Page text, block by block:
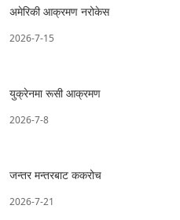
अमेरिकी आक्रमण नरोकेस
2026-7-15
युक्रेनमा रूसी आक्रमण
2026-7-8
जन्तर मन्तरबाट ककरोच
2026-7-21